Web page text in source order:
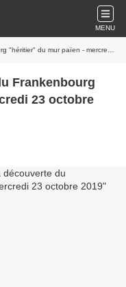
MENU
mur païen - mercredi 23 octobre 2019
Frankenbourg
23 octobre